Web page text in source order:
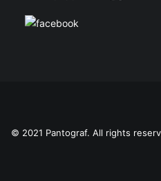
© 2021 Pantograf. All rights